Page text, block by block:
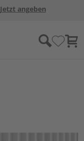
Jetzt angeben